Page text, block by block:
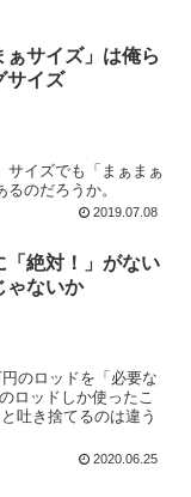
ぁサイズ」は俺ら
サイズ
サイズでも「まぁまぁ
のだろうか。
2019.07.08
「絶対！」がない
ゃないか
のロッドを「必要な
ロッドしか使ったこ
吐き捨てるのは違う
2020.06.25